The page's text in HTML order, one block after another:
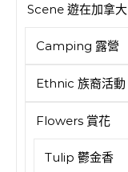
Scene 遊在加拿大
Camping 露營
Ethnic 族裔活動
Flowers 賞花
Tulip 鬱金香